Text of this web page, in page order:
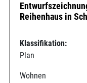
Reihenhaus in
Klassifikation:
Plan
Wohnen